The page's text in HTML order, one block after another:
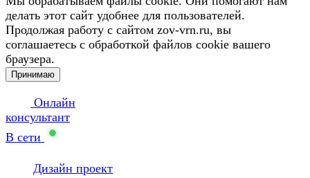
делать этот сайт удобнее для пользователей.
Продолжая работу с сайтом zov-vrn.ru, вы
соглашаетесь с обработкой файлов cookie вашего
браузера.
Принимаю
Онлайн
консультант
В сети
Дизайн проект